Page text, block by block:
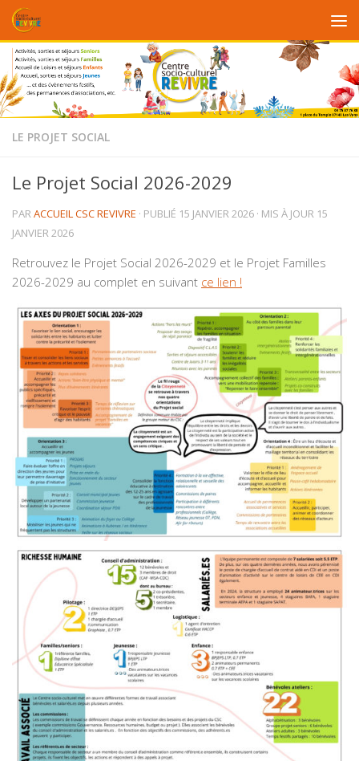
Au dessous du contenu
LE PROJET SOCIAL
Le Projet Social 2026-2029
PARACCUEIL CSC REVIVRE · PUBLIÉ 15 JANVIER 2026 · MIS À JOUR 15
JANVIER 2026
Retrouvez le Projet Social 2026-2029 et le Projet Familles
2026-2029 au complet en suivant ce lien !